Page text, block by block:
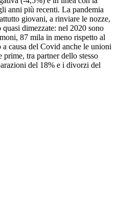
anni più recenti. La pandemia
giovani, a rinviare le nozze,
dimezzate: nel 2020 sono
87 mila in meno rispetto al
causa del Covid anche le unioni
tra partner dello stesso
del 18% e i divorzi del